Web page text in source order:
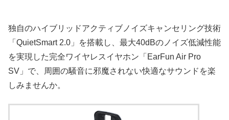
独自のハイブリッドアクティブノイズキャンセリング技術
「QuietSmart 2.0」を搭載し、最大40dBのノイズ低減性能
を実現した完全ワイヤレスイヤホン「EarFun Air Pro
SV」で、周囲の騒音に邪魔されない快適なサウンドを楽
しみませんか。